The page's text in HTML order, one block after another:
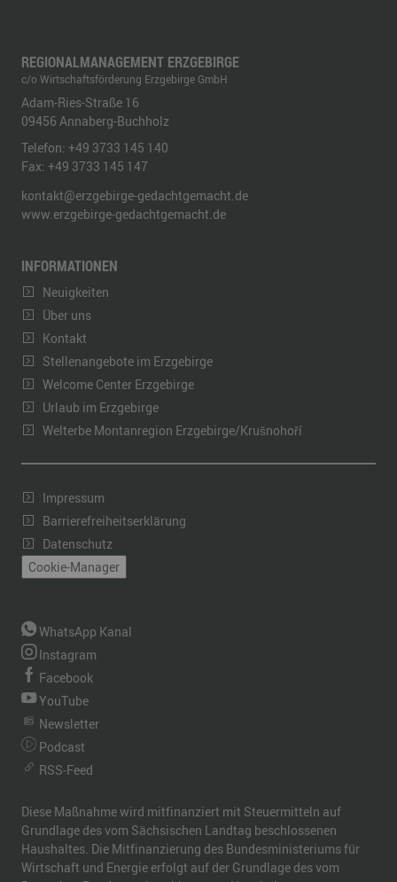
REGIONALMANAGEMENT ERZGEBIRGE
c/o Wirtschaftsförderung Erzgebirge GmbH
Adam-Ries-Straße 16
09456 Annaberg-Buchholz
Telefon: +49 3733 145 140
Fax: +49 3733 145 147
kontakt@erzgebirge-gedachtgemacht.de
www.erzgebirge-gedachtgemacht.de
INFORMATIONEN
Neuigkeiten
Über uns
Kontakt
Stellenangebote im Erzgebirge
Welcome Center Erzgebirge
Urlaub im Erzgebirge
Welterbe Montanregion Erzgebirge/Krušnohoří
Impressum
Barrierefreiheitserklärung
Datenschutz
Cookie-Manager
WhatsApp Kanal
Instagram
Facebook
YouTube
Newsletter
Podcast
RSS-Feed
Diese Maßnahme wird mitfinanziert mit Steuermitteln auf
Grundlage des vom Sächsischen Landtag beschlossenen
Haushaltes. Die Mitfinanzierung des Bundesministeriums für
Wirtschaft und Energie erfolgt auf der Grundlage des vom